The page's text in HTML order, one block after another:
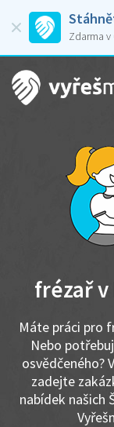
Zdarma v
frézař v
Máte práci pro
Nebo
osvědčeného?
zadejte
nabídek našich